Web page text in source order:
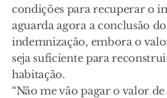
condições para recuperar o
aguarda agora a conclusão
indemnização, embora o
seja suficiente para
habitação.
“Não me vão pagar o valor